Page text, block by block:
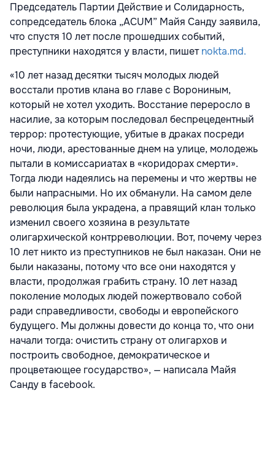
Председатель Партии Действие и Солидарность,
сопредседатель блока „ACUM” Майя Санду заявила,
что спустя 10 лет после прошедших событий,
преступники находятся у власти, пишетnokta.md.
«10 лет назад десятки тысяч молодых людей
восстали против клана во главе с Ворониным,
который не хотел уходить. Восстание переросло в
насилие, за которым последовал беспрецедентный
террор: протестующие, убитые в драках посреди
ночи, люди, арестованные днем на улице, молодежь
пытали в комиссариатах в «коридорах смерти».
Тогда люди надеялись на перемены и что жертвы не
были напрасными. Но их обманули. На самом деле
революция была украдена, а правящий клан только
изменил своего хозяина в результате
олигархической контрреволюции. Вот, почему через
10 лет никто из преступников не был наказан. Они не
были наказаны, потому что все они находятся у
власти, продолжая грабить страну. 10 лет назад
поколение молодых людей пожертвовало собой
ради справедливости, свободы и европейского
будущего. Мы должны довести до конца то, что они
начали тогда: очистить страну от олигархов и
построить свободное, демократическое и
процветающее государство», — написала Майя
Санду в facebook.